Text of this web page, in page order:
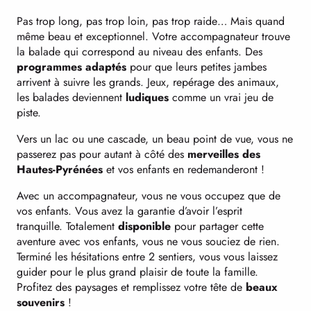
Pas trop long, pas trop loin, pas trop raide… Mais quand
même beau et exceptionnel. Votre accompagnateur trouve
la balade qui correspond au niveau des enfants. Des
programmes adaptés pour que leurs petites jambes
arrivent à suivre les grands. Jeux, repérage des animaux,
les balades deviennent ludiques comme un vrai jeu de
piste.
Vers un lac ou une cascade, un beau point de vue, vous ne
passerez pas pour autant à côté des merveilles des
Hautes-Pyrénées et vos enfants en redemanderont !
Avec un accompagnateur, vous ne vous occupez que de
vos enfants. Vous avez la garantie d’avoir l’esprit
tranquille. Totalement disponible pour partager cette
aventure avec vos enfants, vous ne vous souciez de rien.
Terminé les hésitations entre 2 sentiers, vous vous laissez
guider pour le plus grand plaisir de toute la famille.
Profitez des paysages et remplissez votre tête de beaux
souvenirs !